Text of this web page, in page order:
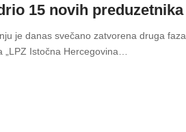
15 novih preduzetnika
je danas svečano zatvorena druga faza
„LPZ Istočna Hercegovina